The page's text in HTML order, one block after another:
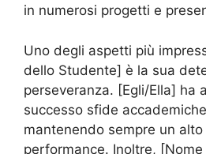
in numerosi progetti e
Uno degli aspetti più
dello Studente] è la sua
perseveranza. [Egli/Ella] ha
successo sfide
mantenendo sempre un
performance. Inoltre,